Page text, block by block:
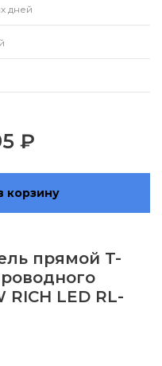
дней
₽
корзину
прямой T-
LED RL-